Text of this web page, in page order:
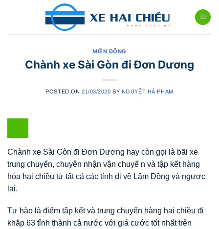
MIỀN ĐÔNG
Chành xe Sài Gòn đi Đơn Dương
POSTED ON 21/03/2020 BY NGUYỆT HÀ PHẠM
Chành xe Sài Gòn đi Đơn Dương hay còn gọi là bãi xe
trung chuyển, chuyên nhận vận chuyể n và tập kết hàng
hóa hai chiều từ tất cả các tỉnh đi về Lâm Đồng và ngược
lại.
Tự hào là điểm tập kết và trung chuyển hàng hai chiều đi
khắp 63 tỉnh thành cả nước với giá cước tốt nhất trên